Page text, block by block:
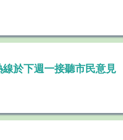
於下週一接聽市民意見